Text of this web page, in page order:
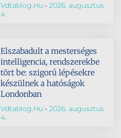
Vdtablog.hu
2026. augusztus
4.
Elszabadult a mesterséges
intelligencia, rendszerekbe
tört be: szigorú lépésekre
készülnek a hatóságok
Londonban
Vdtablog.hu
2026. augusztus
4.